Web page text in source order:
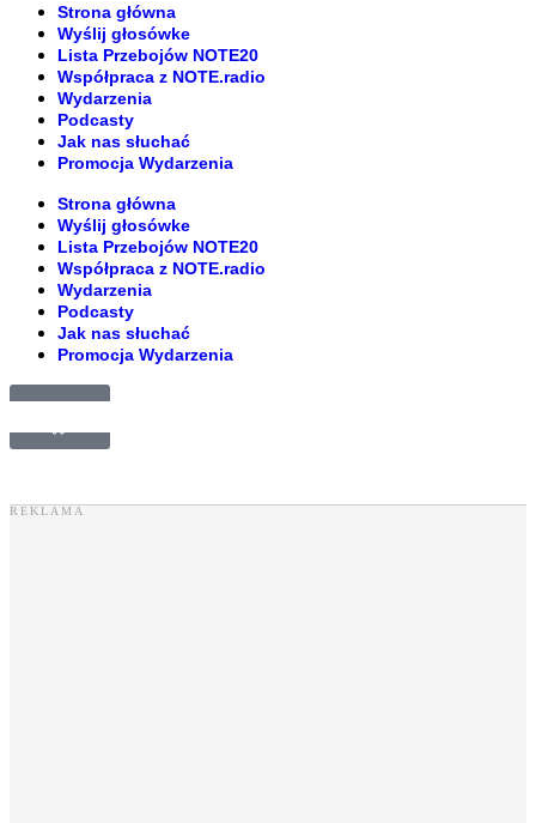
Strona główna
Wyślij głosówke
Lista Przebojów NOTE20
Współpraca z NOTE.radio
Wydarzenia
Podcasty
Jak nas słuchać
Promocja Wydarzenia
Strona główna
Wyślij głosówke
Lista Przebojów NOTE20
Współpraca z NOTE.radio
Wydarzenia
Podcasty
Jak nas słuchać
Promocja Wydarzenia
£0.00